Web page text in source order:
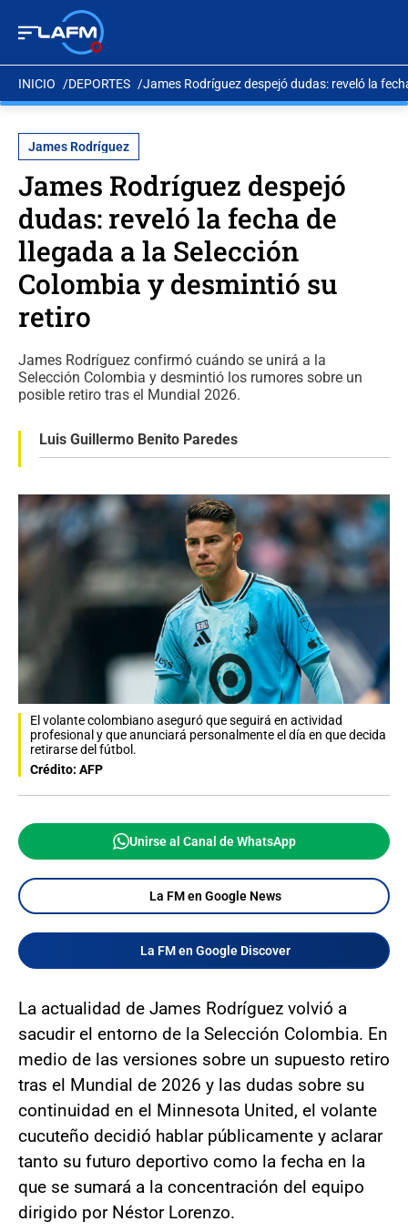
INICIO DEPORTES James Rodríguez despejó dudas: reveló la
James Rodríguez
James Rodríguez despejó
dudas: reveló la fecha de
llegada a la Selección
Colombia y desmintió su
retiro
James Rodríguez confirmó cuándo se unirá a la
Selección Colombia y desmintió los rumores sobre un
posible retiro tras el Mundial 2026.
Luis Guillermo Benito Paredes
El volante colombiano aseguró que seguirá en actividad
profesional y que anunciará personalmente el día en que decida
retirarse del fútbol.
Crédito: AFP
Unirse al Canal de WhatsApp
La FM en Google News
La FM en Google Discover
La actualidad de James Rodríguez volvió a
sacudir el entorno de la Selección Colombia. En
medio de las versiones sobre un supuesto retiro
tras el Mundial de 2026 y las dudas sobre su
continuidad en el Minnesota United, el volante
cucuteño decidió hablar públicamente y aclarar
tanto su futuro deportivo como la fecha en la
que se sumará a la concentración del equipo
dirigido por Néstor Lorenzo.